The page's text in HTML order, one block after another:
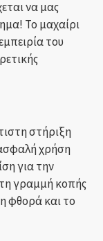
να μας
Το μαχαίρι
του
στήριξη
χρήση
για την
γραμμή κοπής
φθορά και το